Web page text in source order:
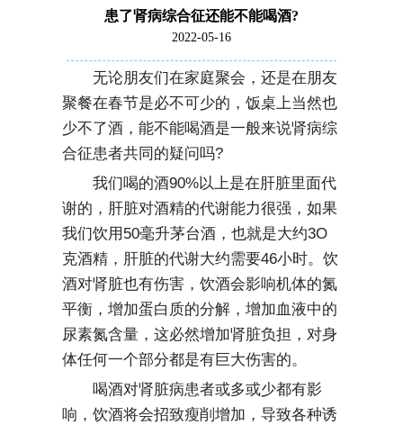
患了肾病综合征还能不能喝酒?
2022-05-16
无论朋友们在家庭聚会，还是在朋友
聚餐在春节是必不可少的，饭桌上当然也
少不了酒，能不能喝酒是一般来说肾病综
合征患者共同的疑问吗?
我们喝的酒90%以上是在肝脏里面代
谢的，肝脏对酒精的代谢能力很强，如果
我们饮用50毫升茅台酒，也就是大约3O
克酒精，肝脏的代谢大约需要46小时。饮
酒对肾脏也有伤害，饮酒会影响机体的氮
平衡，增加蛋白质的分解，增加血液中的
尿素氮含量，这必然增加肾脏负担，对身
体任何一个部分都是有巨大伤害的。
喝酒对肾脏病患者或多或少都有影
响，饮酒将会招致瘦削增加，导致各种诱